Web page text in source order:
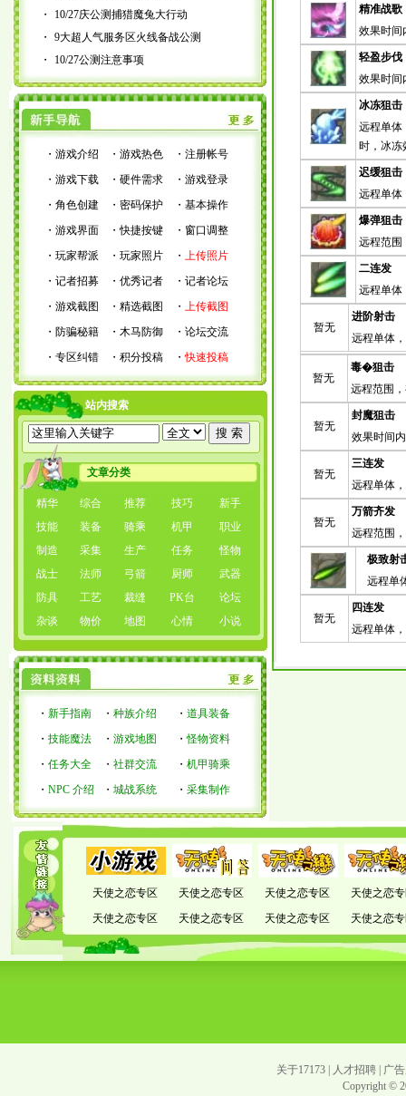
・
10/27庆公测捕猎魔兔大行动
・
9大超人气服务区火线备战公测
・
10/27公测注意事项
・游戏介绍 ・游戏热色 ・注册帐号
・游戏下载 ・硬件需求 ・游戏登录
・角色创建 ・密码保护 ・基本操作
・游戏界面 ・快捷按键 ・ 窗口调整
・玩家帮派 ・玩家照片 ・上传照片
・记者招募 ・优秀记者 ・记者论坛
・游戏截图 ・精选截图 ・上传截图
・ 防骗秘籍 ・木马防御 ・论坛交流
・专区纠错 ・积分投稿 ・快速投稿
站内搜索
文章分类
精华 综合 推荐 技巧
新手
技能
装备 骑乘 机甲
职业
制造
采集 生产 任务
怪物
战士
法师 弓箭 厨师
武器
防具
工艺 裁缝 PK台
论坛
杂谈
物价 地图 心情 小说
・新手指南 ・种族介绍 ・道具装备
・技能魔法 ・游戏地图 ・怪物资料
・任务大全 ・社群交流 ・机甲骑乘
・NPC 介绍 ・城战系统 ・采集制作
精准战歌
效果时间
轻盈步伐
效果时间
冰冻狙击
远程单体
时，冰冻
迟缓狙击
远程单体
爆弹狙击
远程范围
二连发
远程单体
暂无
进阶射击
远程单体
暂无
毒�狙击
远程范围
暂无
封魔狙击
效果时间
暂无
三连发
远程单体
暂无
万箭齐发
远程范围
极致射
远程单
暂无
四连发
远程单体
天使之恋专区 天使之恋专区 天使之恋专区
天使之恋
天使之恋专区
天使之恋专区 天使之恋专区 天使之恋
关于17173 人才招聘
广
Copyright ©